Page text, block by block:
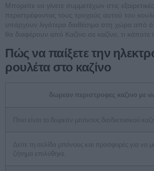
Μπορείτε να γίνετε συμμετέχων στις
περιστρέφοντας τους τροχούς αυτού του
υπάρχουν λιγότερα διαθέσιμα στη χώρα από
θα διαφέρουν από Καζίνο σε καζίνο, τι κάποτε
Πώς να παίξετε την
ρουλέτα στο καζίνο
δωρεαν περιστροφες καζινο με
Δείτε τη σελίδα μπόνους και προσφορές για να
ζήτημα επιλύθηκε.